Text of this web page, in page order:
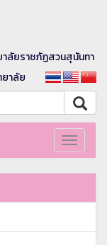
าลัยราชภัฏสวนสุนันทา
ยาลัย
Toggle